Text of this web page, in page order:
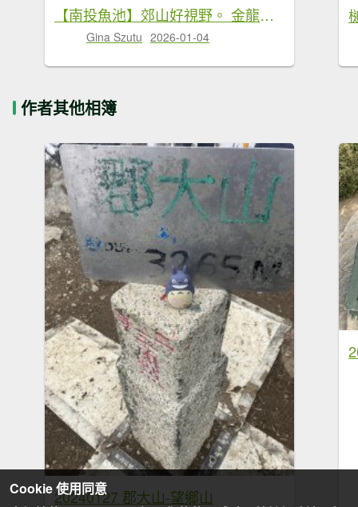
【南投魚池】郊山好視野。 金龍山(槌仔寮山)步道
Gina Szutu 2026-01-04
作者其他相簿
20240127 郡大山-望鄉山
Cookie 使用同意